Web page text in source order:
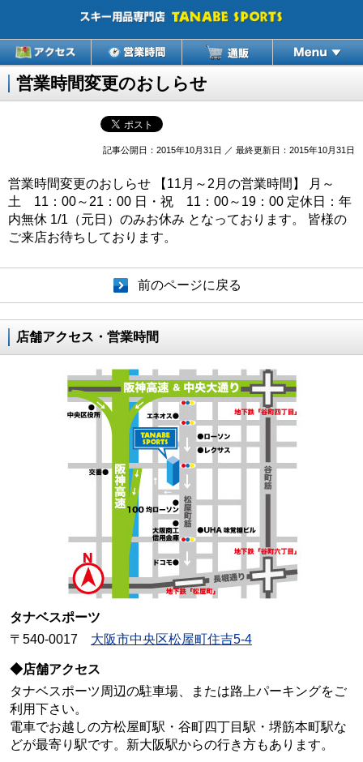
営業時間変更のおしらせ
記事公開日：2015年10月31日 ／ 最終更新日：2015年10月31日
営業時間変更のおしらせ 【11月～2月の営業時間】 月～
土 11：00～21：00 日・祝 11：00～19：00 定休日：年
内無休 1/1（元日）のみお休み となっております。 皆様の
ご来店お待ちしております。
前のページに戻る
店舗アクセス・営業時間
タナベスポーツ
〒540-0017 大阪市中央区松屋町住吉5-4
◆店舗アクセス
タナベスポーツ周辺の駐車場、または路上パーキングをご
利用下さい。
電車でお越しの方松屋町駅・谷町四丁目駅・堺筋本町駅な
どが最寄り駅です。新大阪駅からの行き方もあります。